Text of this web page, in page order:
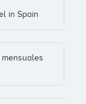
in Spain